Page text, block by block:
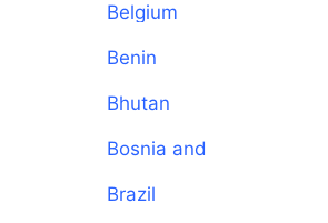
Belgium
Benin
Bhutan
Bosnia and
Brazil